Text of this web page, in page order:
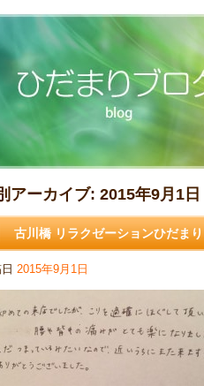
アーカイブ: 2015年9月1日
古川橋 リラクゼーションひだまり
2015年9月1日